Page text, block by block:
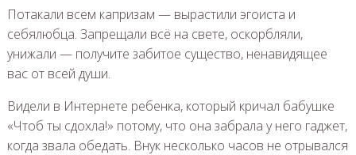
Потакали всем капризам — вырастили эгоиста и
себялюбца. Запрещали всё на свете, оскорбляли,
унижали — получите забитое существо, ненавидящее
вас от всей души.
Видели в Интернете ребенка, который кричал бабушке
«Чтоб ты сдохла!» потому, что она забрала у него гаджет,
когда звала обедать. Внук несколько часов не отрывался